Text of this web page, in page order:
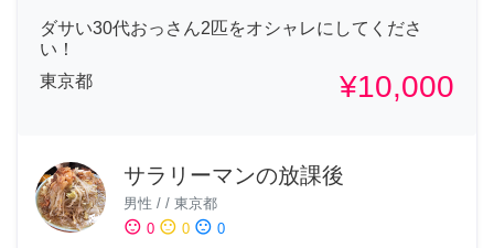
ダサい30代おっさん2匹をオシャレにしてくださ
い！
東京都
¥10,000
サラリーマンの放課後
男性 / / 東京都
sentiment_satisfied 0 sentiment_neutral 0 sentiment_dissatisfied 0